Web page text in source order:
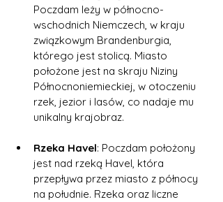
Poczdam leży w północno-
wschodnich Niemczech, w kraju
związkowym Brandenburgia,
którego jest stolicą. Miasto
położone jest na skraju Niziny
Północnoniemieckiej, w otoczeniu
rzek, jezior i lasów, co nadaje mu
unikalny krajobraz.
Rzeka Havel: Poczdam położony
jest nad rzeką Havel, która
przepływa przez miasto z północy
na południe. Rzeka oraz liczne